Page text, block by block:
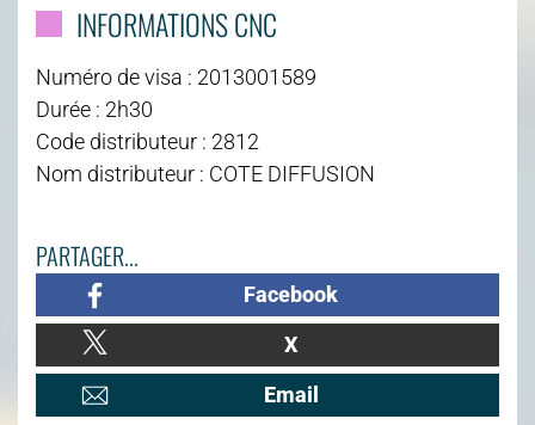
INFORMATIONS CNC
Numéro de visa : 2013001589
Durée : 2h30
Code distributeur : 2812
Nom distributeur : COTE DIFFUSION
PARTAGER...
Facebook
X
Email